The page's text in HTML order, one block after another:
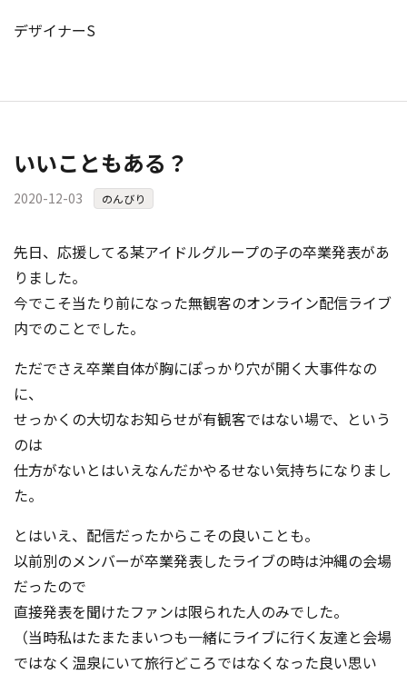
デザイナーS
いいこともある？
2020-12-03 のんびり
先日、応援してる某アイドルグループの子の卒業発表があ
りました。
今でこそ当たり前になった無観客のオンライン配信ライブ
内でのことでした。
ただでさえ卒業自体が胸にぽっかり穴が開く大事件なの
に、
せっかくの大切なお知らせが有観客ではない場で、という
のは
仕方がないとはいえなんだかやるせない気持ちになりまし
た。
とはいえ、配信だったからこその良いことも。
以前別のメンバーが卒業発表したライブの時は沖縄の会場
だったので
直接発表を聞けたファンは限られた人のみでした。
（当時私はたまたまいつも一緒にライブに行く友達と会場
ではなく温泉にいて旅行どころではなくなった良い思い